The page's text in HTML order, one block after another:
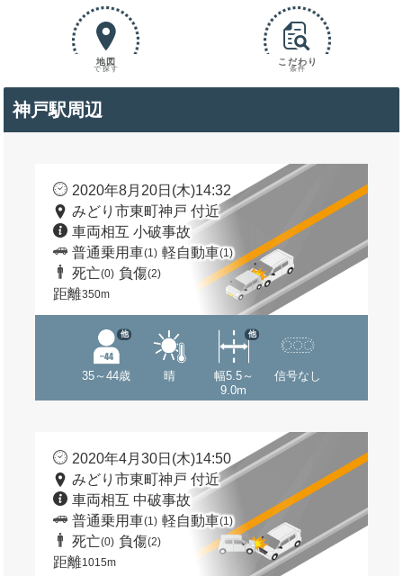
地図
で探す
こだわり
条件
神戸駅周辺
2020年8月20日(木)14:32
みどり市東町神戸 付近
車両相互 小破事故
普通乗用車(1) 軽自動車(1)
死亡(0) 負傷(2)
距離350m
35～44歳
他
晴
幅5.5～
9.0m
他
信号なし
2020年4月30日(木)14:50
みどり市東町神戸 付近
車両相互 中破事故
普通乗用車(1) 軽自動車(1)
死亡(0) 負傷(2)
距離1015m